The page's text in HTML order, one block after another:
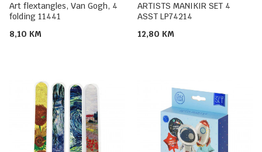
Art flextangles, Van Gogh, 4
folding 11441
8,10 KM
ARTISTS MANIKIR SET 4
ASST LP74214
12,80 KM